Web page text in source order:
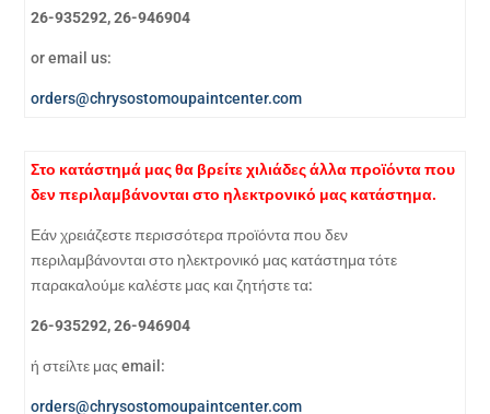
26-935292, 26-946904
or email us:
orders@chrysostomoupaintcenter.com
Στο κατάστημά μας θα βρείτε χιλιάδες άλλα προϊόντα που
δεν περιλαμβάνονται στο ηλεκτρονικό μας κατάστημα.
Εάν χρειάζεστε περισσότερα προϊόντα που δεν
περιλαμβάνονται στο ηλεκτρονικό μας κατάστημα τότε
παρακαλούμε καλέστε μας και ζητήστε τα:
26-935292, 26-946904
ή στείλτε μας email:
orders@chrysostomoupaintcenter.com